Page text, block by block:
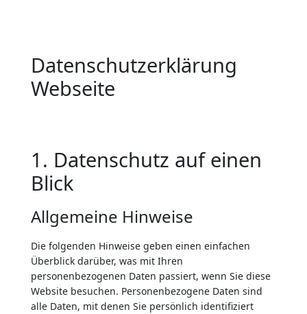
Datenschutzerklärung
Webseite
1. Datenschutz auf einen
Blick
Allgemeine Hinweise
Die folgenden Hinweise geben einen einfachen
Überblick darüber, was mit Ihren
personenbezogenen Daten passiert, wenn Sie diese
Website besuchen. Personenbezogene Daten sind
alle Daten, mit denen Sie persönlich identifiziert